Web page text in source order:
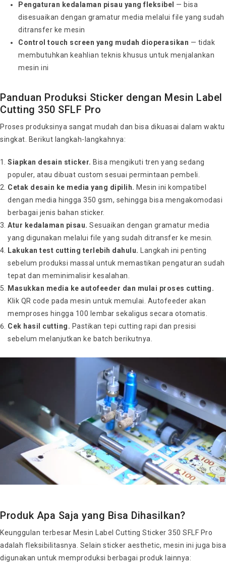
Pengaturan kedalaman pisau yang fleksibel — bisa
disesuaikan dengan gramatur media melalui file yang sudah
ditransfer ke mesin
Control touch screen yang mudah dioperasikan — tidak
membutuhkan keahlian teknis khusus untuk menjalankan
mesin ini
Panduan Produksi Sticker dengan Mesin Label
Cutting 350 SFLF Pro
Proses produksinya sangat mudah dan bisa dikuasai dalam waktu
singkat. Berikut langkah-langkahnya:
Siapkan desain sticker. Bisa mengikuti tren yang sedang
populer, atau dibuat custom sesuai permintaan pembeli.
Cetak desain ke media yang dipilih. Mesin ini kompatibel
dengan media hingga 350 gsm, sehingga bisa mengakomodasi
berbagai jenis bahan sticker.
Atur kedalaman pisau. Sesuaikan dengan gramatur media
yang digunakan melalui file yang sudah ditransfer ke mesin.
Lakukan test cutting terlebih dahulu. Langkah ini penting
sebelum produksi massal untuk memastikan pengaturan sudah
tepat dan meminimalisir kesalahan.
Masukkan media ke autofeeder dan mulai proses cutting.
Klik QR code pada mesin untuk memulai. Autofeeder akan
memproses hingga 100 lembar sekaligus secara otomatis.
Cek hasil cutting. Pastikan tepi cutting rapi dan presisi
sebelum melanjutkan ke batch berikutnya.
Produk Apa Saja yang Bisa Dihasilkan?
Keunggulan terbesar Mesin Label Cutting Sticker 350 SFLF Pro
adalah fleksibilitasnya. Selain sticker aesthetic, mesin ini juga bisa
digunakan untuk memproduksi berbagai produk lainnya: